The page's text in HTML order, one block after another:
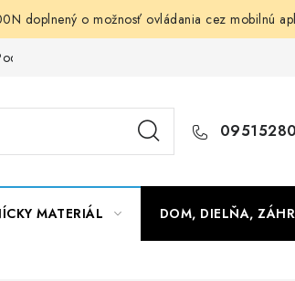
doplnený o možnosť ovládania cez mobilnú
ochrany osobných údajov
MATERIÁL DOM, DIELŇA,